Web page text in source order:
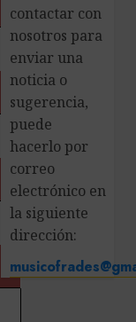
contactar con
nosotros para
enviar una
noticia o
sugerencia,
puede
hacerlo por
correo
electrónico en
la siguiente
dirección: